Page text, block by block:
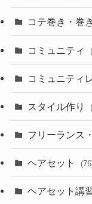
コテ巻き・巻
コミュニティ
コミュニティ
スタイル作り
フリーランス
ヘアセット
ヘアセット講